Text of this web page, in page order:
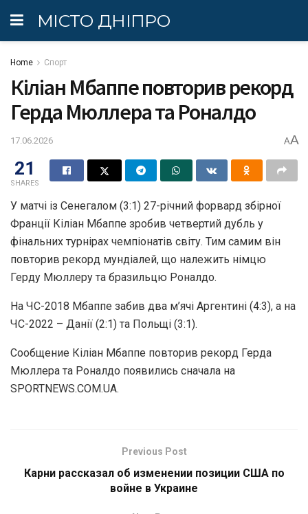
МІСТО ДНІПРО
Home Спорт
Кіліан Мбаппе повторив рекорд
Герда Мюллера та Роналдо
17.06.2026 AA
21
SHARES
У матчі із Сенегалом (3:1) 27-річний форвард збірної
Франції Кіліан Мбаппе зробив четвертий дубль у
фінальних турнірах чемпіонатів світу. Тим самим він
повторив рекорд мундіалей, що належить німцю
Герду Мюллеру та бразильцю Роналдо.
На ЧС-2018 Мбаппе забив два м’ячі Аргентині (4:3), а на
ЧС-2022 – Данії (2:1) та Польщі (3:1).
Сообщение Кіліан Мбаппе повторив рекорд Герда
Мюллера та Роналдо появились сначала на
SPORTNEWS.COM.UA.
Previous Post
Карни рассказал об изменении позиции США по
войне в Украине